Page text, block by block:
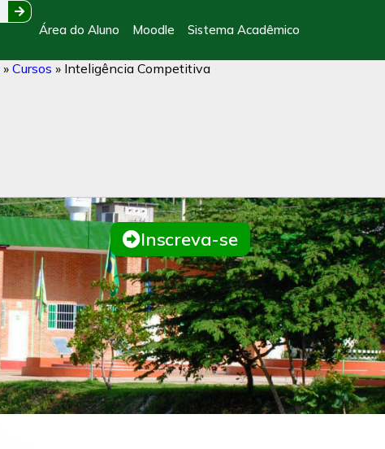
Área do Aluno Moodle Sistema Acadêmico
» Cursos » Inteligência Competitiva
Inscreva-se